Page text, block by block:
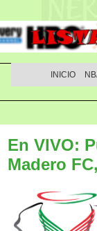
INICIO
En VIVO:
Madero